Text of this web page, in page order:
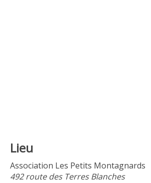
Lieu
Association Les Petits Montagnards
492 route des Terres Blanches